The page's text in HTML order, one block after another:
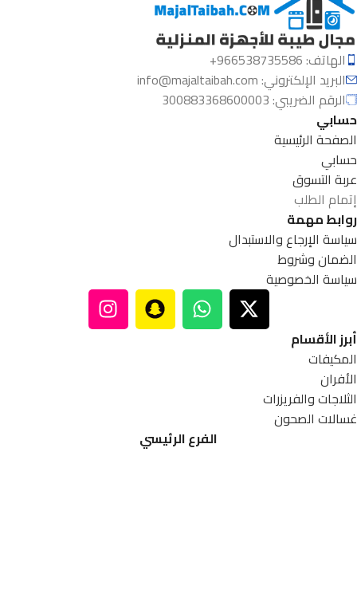
الهاتف: 966538735586+
البريد الإلكتروني:info@majaltaibah.com
الرقم الضريبي: 300883368600003
حسابي
الصفحة الرئيسية
حسابي
عربة التسوق
إتمام الطلب
روابط مهمة
سياسة الإرجاع والاستبدال
الضمان وشروط
سياسة الخصوصية
أبرز الأقسام
المكيفات
الأفران
الثلاجات والفريزرات
غسالات الصحون
الفرع الرئيسي